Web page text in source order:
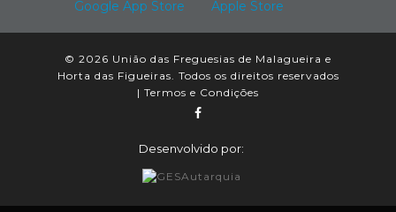
© 2026 União das Freguesias de Malagueira e
Horta das Figueiras. Todos os direitos reservados
| Termos e Condições
Desenvolvido por: